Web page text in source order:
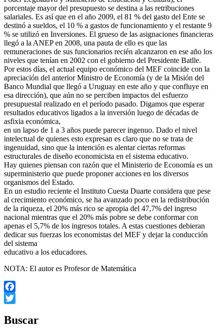
porcentaje mayor del presupuesto se destina a las retribuciones
salariales. Es así que en el año 2009, el 81 % del gasto del Ente se
destinó a sueldos, el 10 % a gastos de funcionamiento y el restante 9
% se utilizó en Inversiones. El grueso de las asignaciones financieras
llegó a la ANEP en 2008, una pauta de ello es que las
remuneraciones de sus funcionarios recién alcanzaron en ese año los
niveles que tenían en 2002 con el gobierno del Presidente Batlle.
Por estos días, el actual equipo económico del MEF coincide con la
apreciación del anterior Ministro de Economía (y de la Misión del
Banco Mundial que llegó a Uruguay en este año y que confluye en
esa dirección), que aún no se perciben impactos del esfuerzo
presupuestal realizado en el período pasado. Digamos que esperar
resultados educativos ligados a la inversión luego de décadas de
asfixia económica,
en un lapso de 1 a 3 años puede parecer ingenuo. Dado el nivel
intelectual de quienes esto expresan es claro que no se trata de
ingenuidad, sino que la intención es alentar ciertas reformas
estructurales de diseño economicista en el sistema educativo.
Hay quienes piensan con razón que el Ministerio de Economía es un
superministerio que puede proponer acciones en los diversos
organismos del Estado.
En un estudio reciente el Instituto Cuesta Duarte considera que pese
al crecimiento económico, se ha avanzado poco en la redistribución
de la riqueza, el 20% más rico se apropia del 47,7% del ingreso
nacional mientras que el 20% más pobre se debe conformar con
apenas el 5,7% de los ingresos totales. A estas cuestiones debieran
dedicar sus fuerzas los economistas del MEF y dejar la conducción
del sistema
educativo a los educadores.
NOTA: El autor es Profesor de Matemática
Facebook
Buscar